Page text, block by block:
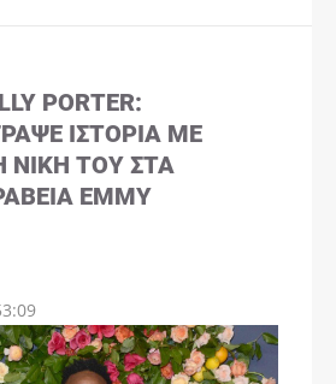
PORTER:
ΙΣΤΟΡΊΑ ΜΕ
ΝΊΚΗ ΤΟΥ ΣΤΑ
EMMY